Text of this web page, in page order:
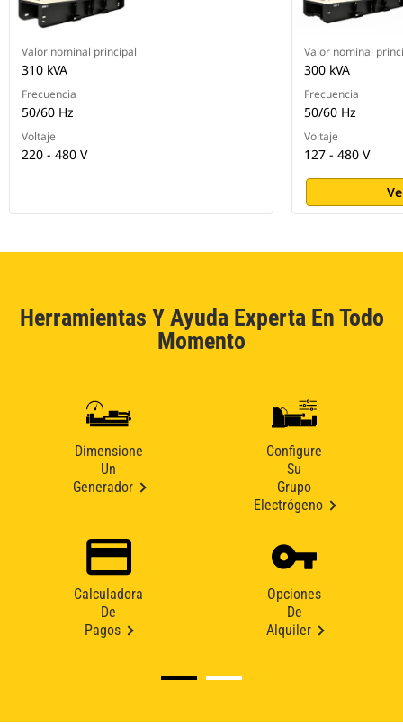
Valor nominal principal
310 kVA
Frecuencia
50/60 Hz
Voltaje
220 - 480 V
Valor nominal
300 kVA
Frecuencia
50/60 Hz
Voltaje
127 - 480 V
Herramientas Y Ayuda Experta En Todo
Momento
Dimensione
Un
Generador
Configure
Su
Grupo
Electrógeno
Calculadora
De
Pagos
Opciones
De
Alquiler